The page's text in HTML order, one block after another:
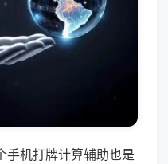
手机打牌计算辅助也是